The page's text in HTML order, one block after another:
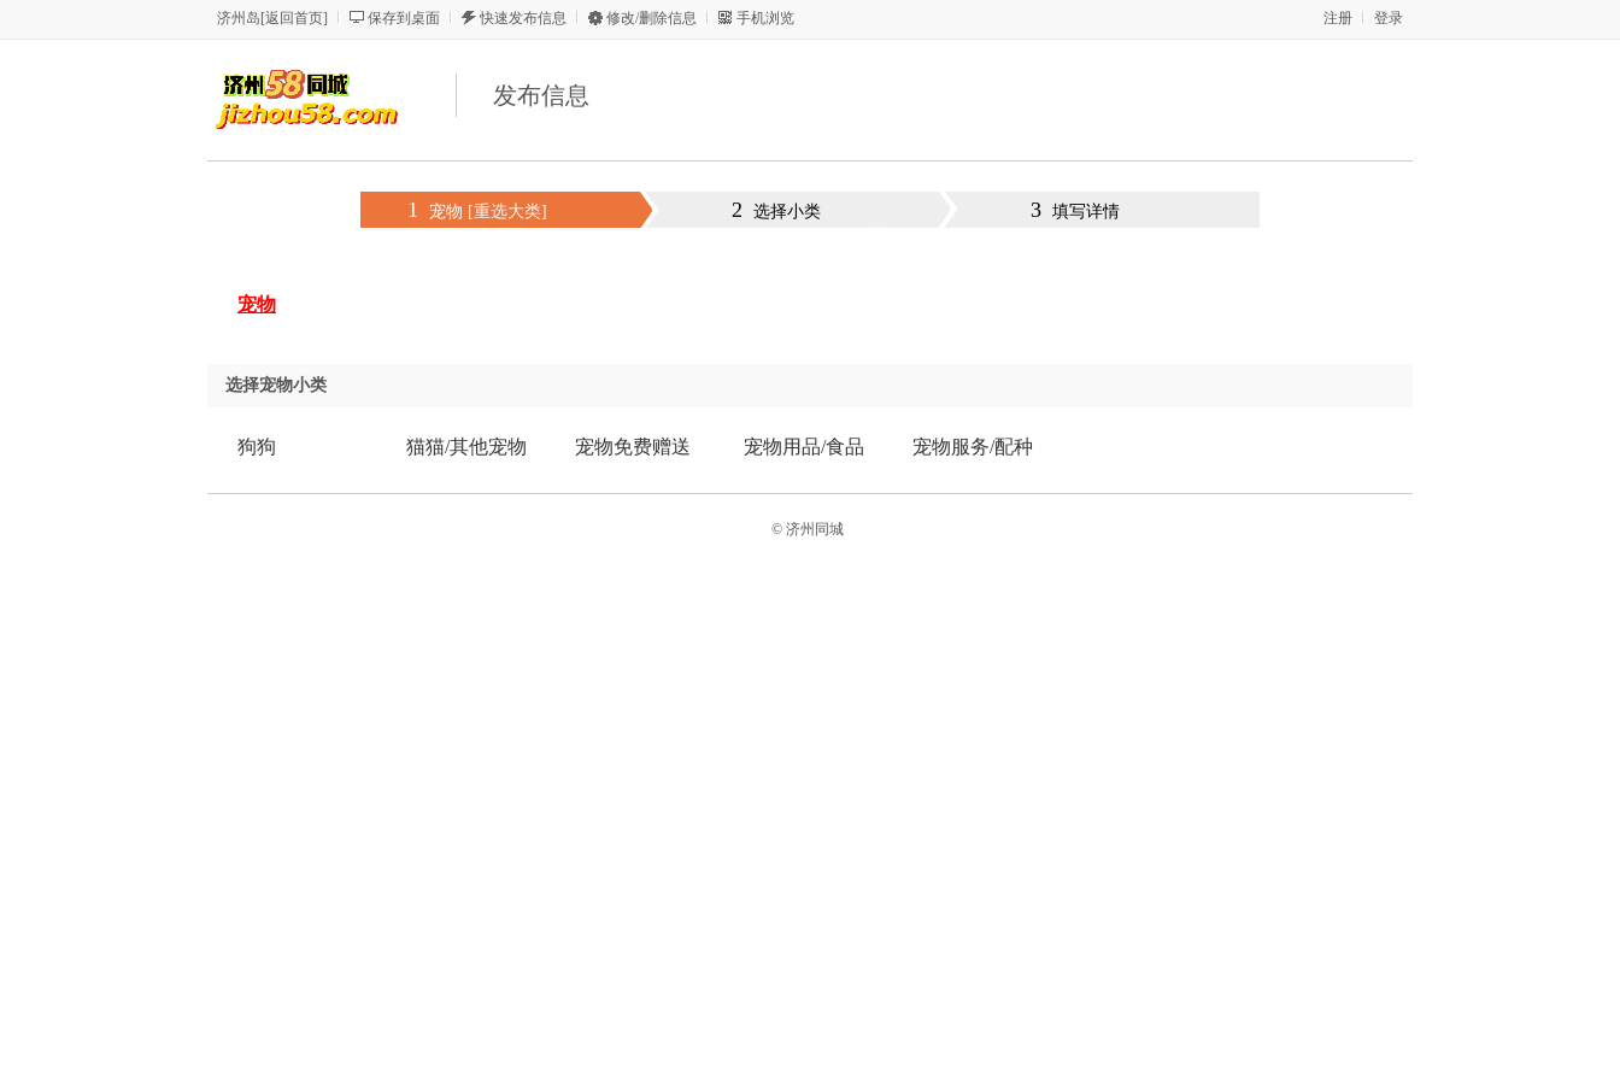
济州岛 [返回首页] 保存到桌面 快速发布信息 修改/删除信息 手机浏览 登录
注册
发布信息
1 宠物 [重选大类] 2 选择小类 3 填写详情
宠物
选择宠物小类
狗狗 猫猫/其他宠物 宠物免费赠送 宠物用品/食品 宠物服务/配种
© 济州同城